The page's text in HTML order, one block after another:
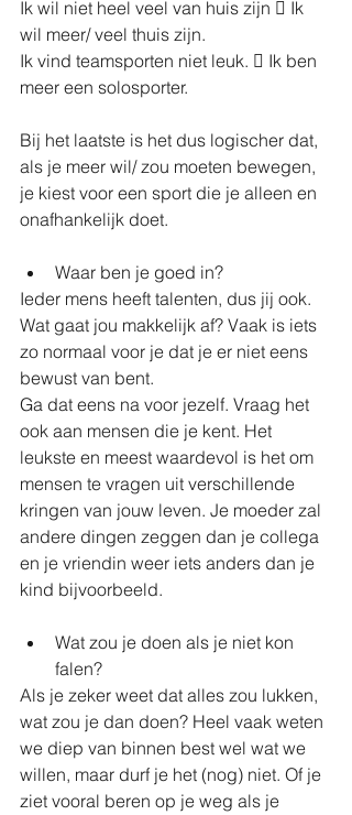
Ik wil niet heel veel van huis zijn  Ik
wil meer/ veel thuis zijn.
Ik vind teamsporten niet leuk.  Ik ben
meer een solosporter.
Bij het laatste is het dus logischer dat,
als je meer wil/ zou moeten bewegen,
je kiest voor een sport die je alleen en
onafhankelijk doet.
Waar ben je goed in?
Ieder mens heeft talenten, dus jij ook.
Wat gaat jou makkelijk af? Vaak is iets
zo normaal voor je dat je er niet eens
bewust van bent.
Ga dat eens na voor jezelf. Vraag het
ook aan mensen die je kent. Het
leukste en meest waardevol is het om
mensen te vragen uit verschillende
kringen van jouw leven. Je moeder zal
andere dingen zeggen dan je collega
en je vriendin weer iets anders dan je
kind bijvoorbeeld.
Wat zou je doen als je niet kon
falen?
Als je zeker weet dat alles zou lukken,
wat zou je dan doen? Heel vaak weten
we diep van binnen best wel wat we
willen, maar durf je het (nog) niet. Of je
ziet vooral beren op je weg als je